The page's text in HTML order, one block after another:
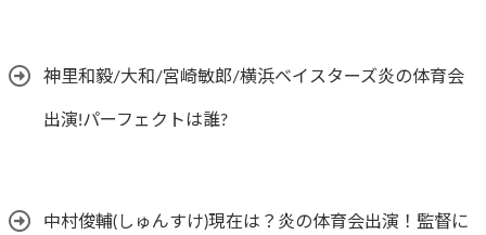
神里和毅/大和/宮崎敏郎/横浜ベイスターズ炎の体育会
出演!パーフェクトは誰?
中村俊輔(しゅんすけ)現在は？炎の体育会出演！監督に